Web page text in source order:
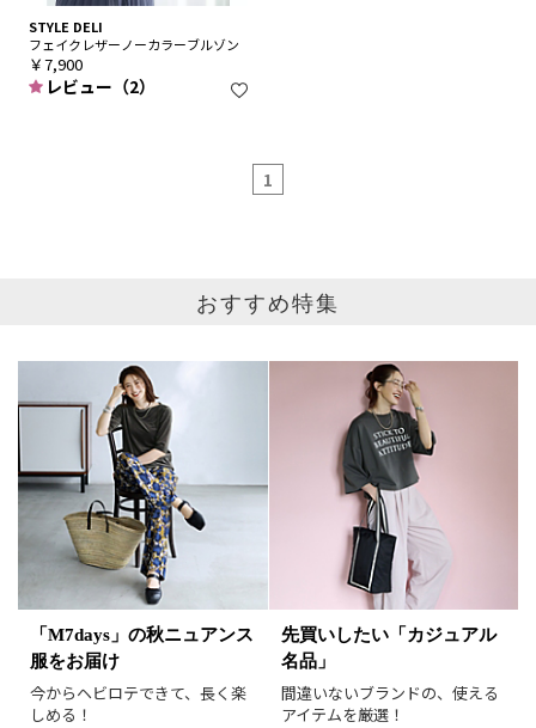
STYLE DELI
フェイクレザーノーカラーブルゾン
￥7,900
レビュー（2）
1
カテゴリ ノーカラー全て
サイズ
掲載雑誌
価格 円
表示オプション
予約品
おすすめ特集
「M7days」の秋ニュアンス
服をお届け
今からヘビロテできて、長く楽
しめる！
先買いしたい「カジュアル
名品」
間違いないブランドの、使える
アイテムを厳選！